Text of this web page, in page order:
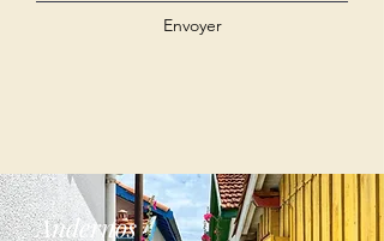
Envoyer
Andernos